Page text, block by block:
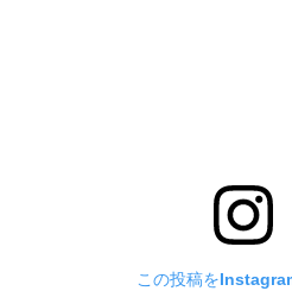
この投稿を